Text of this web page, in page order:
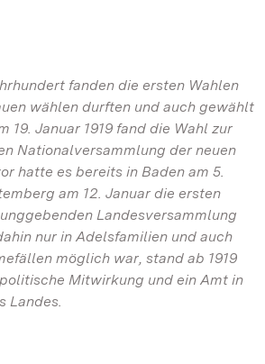
fanden die ersten Wahlen
wählen durften und auch gewählt
19. Januar 1919 fand die Wahl zur
Nationalversammlung der neuen
hatte es bereits in Baden am 5.
am 12. Januar die ersten
Landesversammlung
nur in Adelsfamilien und auch
möglich war, stand ab 1919
Mitwirkung und ein Amt in
Landes.